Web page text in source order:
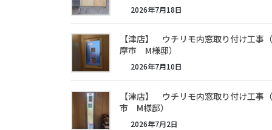
2026年7月18日
【津店】 ウチリモ内窓取り付け工事
摩市 M様邸）
2026年7月10日
【津店】 ウチリモ内窓取り付け工事
市 M様邸）
2026年7月2日